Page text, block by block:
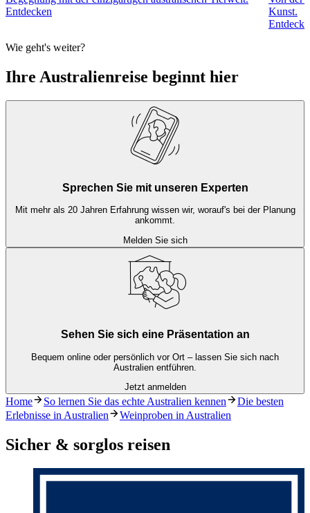
Entdecken
Kunst.
Wie geht's weiter?
Ihre Australienreise beginnt hier
Sprechen Sie mit unseren Experten
Mit mehr als 20 Jahren Erfahrung wissen wir, worauf's bei der Planung
ankommt.
Melden Sie sich
Sehen Sie sich eine Präsentation an
Bequem online oder persönlich vor Ort – lassen Sie sich nach
Australien entführen.
Jetzt anmelden
Home So lernen Sie das echte Australien kennen
Die besten
Erlebnisse in Australien
Weinproben in Australien
Sicher & sorglos reisen